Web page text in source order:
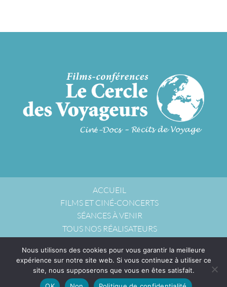
ACCUEIL
FILMS ET CINÉ-CONCERTS
SÉANCES À VENIR
TOUS NOS RÉALISATEURS
NOUS CONTACTER
POLITIQUE DE CONFIDENTIALITÉ
Nous utilisons des cookies pour vous garantir la meilleure
expérience sur notre site web. Si vous continuez à utiliser ce
site, nous supposerons que vous en êtes satisfait.